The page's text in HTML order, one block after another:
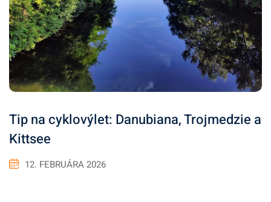
Tip na cyklovýlet: Danubiana, Trojmedzie a
Kittsee
12. FEBRUÁRA 2026